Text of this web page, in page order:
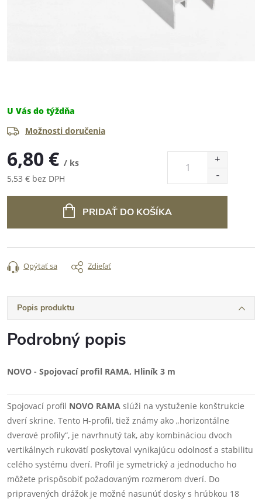
U Vás do týždňa
Možnosti doručenia
6,80 € / ks
5,53 € bez DPH
PRIDAŤ DO KOŠÍKA
Opýtať sa Zdieľať
Popis produktu
Podrobný popis
NOVO - Spojovací profil RAMA, Hliník 3 m
Spojovací profil NOVO RAMA slúži na vystuženie konštrukcie
dverí skrine. Tento H-profil, tiež známy ako „horizontálne
dverové profily“, je navrhnutý tak, aby kombináciou dvoch
vertikálnych rukovätí poskytoval vynikajúcu odolnosť a stabilitu
celého systému dverí. Profil je symetrický a jednoducho ho
môžete prispôsobiť požadovaným rozmerom dverí. Do
pripravených drážok je možné nasunúť dosky s hrúbkou 18